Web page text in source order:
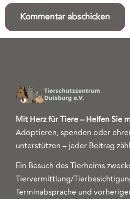
Mit Herz für Tiere – Helfen Sie
Adoptieren, spenden oder
unterstützen – jeder Beitrag
Ein Besuch des Tierheims
Tiervermittlung/
Terminabsprache und